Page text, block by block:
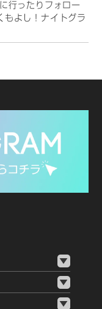
行ったりフォロー
もよし！ナイトグラ